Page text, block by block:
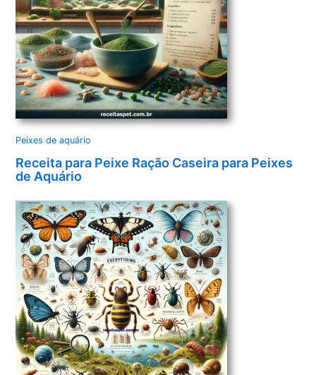
Peixes de aquário
Receita para Peixe Ração Caseira para Peixes
de Aquário